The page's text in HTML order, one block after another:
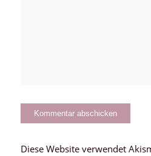
Diese Website verwendet